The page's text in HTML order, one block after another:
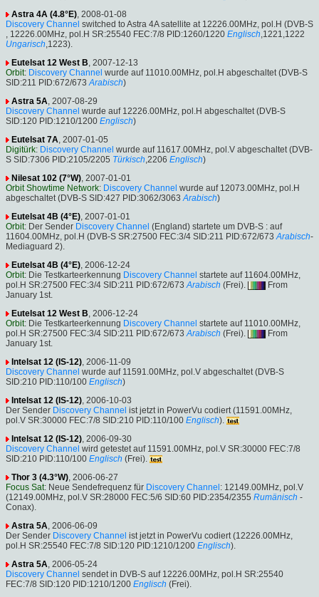
Astra 4A (4.8°E), 2008-01-08
Discovery Channel switched to Astra 4A satellite at 12226.00MHz, pol.H (DVB-S
, 12226.00MHz, pol.H SR:25540 FEC:7/8 PID:1260/1220 Englisch,1221,1222
Ungarisch,1223).
Eutelsat 12 West B, 2007-12-13
Orbit: Discovery Channel wurde auf 11010.00MHz, pol.H abgeschaltet (DVB-S
SID:211 PID:672/673 Arabisch)
Astra 5A, 2007-08-29
Discovery Channel wurde auf 12226.00MHz, pol.H abgeschaltet (DVB-S
SID:120 PID:1210/1200 Englisch)
Eutelsat 7A, 2007-01-05
Digitürk: Discovery Channel wurde auf 11617.00MHz, pol.V abgeschaltet (DVB-
S SID:7306 PID:2105/2205 Türkisch,2206 Englisch)
Nilesat 102 (7°W), 2007-01-01
Orbit Showtime Network: Discovery Channel wurde auf 12073.00MHz, pol.H
abgeschaltet (DVB-S SID:427 PID:3062/3063 Arabisch)
Eutelsat 4B (4°E), 2007-01-01
Orbit: Der Sender Discovery Channel (England) startete um DVB-S : auf
11604.00MHz, pol.H (DVB-S SR:27500 FEC:3/4 SID:211 PID:672/673 Arabisch-
Mediaguard 2).
Eutelsat 4B (4°E), 2006-12-24
Orbit: Die Testkarteerkennung Discovery Channel startete auf 11604.00MHz,
pol.H SR:27500 FEC:3/4 SID:211 PID:672/673 Arabisch (Frei).
From
January 1st.
Eutelsat 12 West B, 2006-12-24
Orbit: Die Testkarteerkennung Discovery Channel startete auf 11010.00MHz,
pol.H SR:27500 FEC:3/4 SID:211 PID:672/673 Arabisch (Frei).
From
January 1st.
Intelsat 12 (IS-12), 2006-11-09
Discovery Channel wurde auf 11591.00MHz, pol.V abgeschaltet (DVB-S
SID:210 PID:110/100 Englisch)
Intelsat 12 (IS-12), 2006-10-03
Der Sender Discovery Channel ist jetzt in PowerVu codiert (11591.00MHz,
pol.V SR:30000 FEC:7/8 SID:210 PID:110/100 Englisch).
Intelsat 12 (IS-12), 2006-09-30
Discovery Channel wird getestet auf 11591.00MHz, pol.V SR:30000 FEC:7/8
SID:210 PID:110/100 Englisch (Frei).
Thor 3 (4.3°W), 2006-06-27
Focus Sat: Neue Sendefrequenz für Discovery Channel : 12149.00MHz, pol.V
(12149.00MHz, pol.V SR:28000 FEC:5/6 SID:60 PID:2354/2355 Rumänisch -
Conax).
Astra 5A, 2006-06-09
Der Sender Discovery Channel ist jetzt in PowerVu codiert (12226.00MHz,
pol.H SR:25540 FEC:7/8 SID:120 PID:1210/1200 Englisch).
Astra 5A, 2006-05-24
Discovery Channel sendet in DVB-S auf 12226.00MHz, pol.H SR:25540
FEC:7/8 SID:120 PID:1210/1200 Englisch (Frei).